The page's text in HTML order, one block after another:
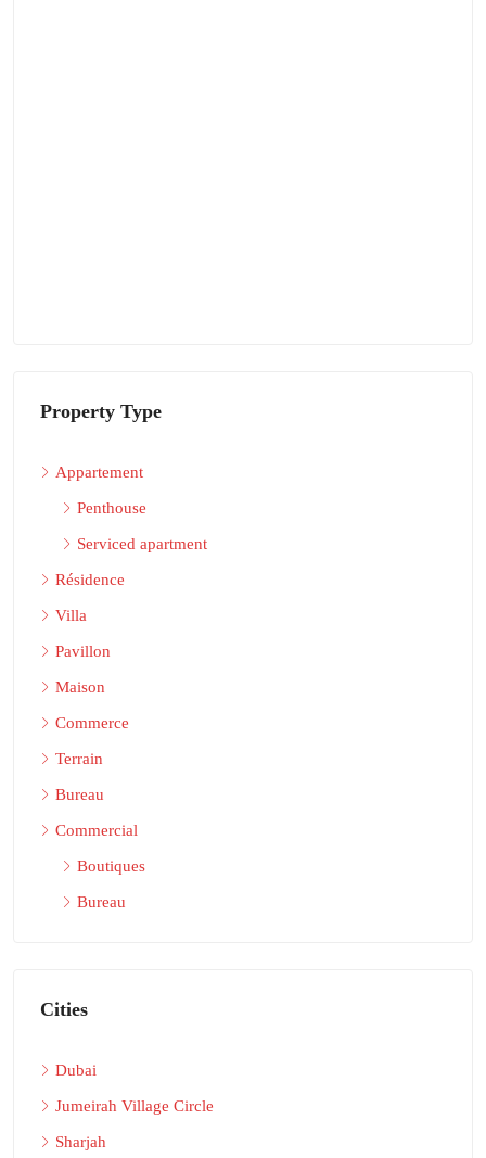
Property Type
Appartement
Penthouse
Serviced apartment
Résidence
Villa
Pavillon
Maison
Commerce
Terrain
Bureau
Commercial
Boutiques
Bureau
Cities
Dubai
Jumeirah Village Circle
Sharjah